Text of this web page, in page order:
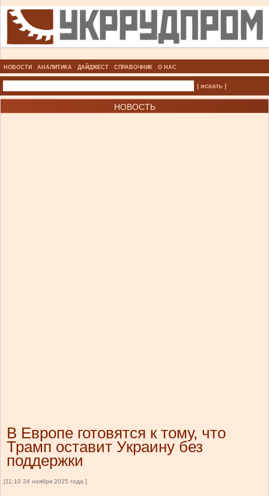
НОВОСТИ АНАЛИТИКА ДАЙДЖЕСТ СПРАВОЧНИК О НАС
| искать |
НОВОСТЬ
В Европе готовятся к тому, что
Трамп оставит Украину без
поддержки
[11:10 24 ноября 2025 года ]